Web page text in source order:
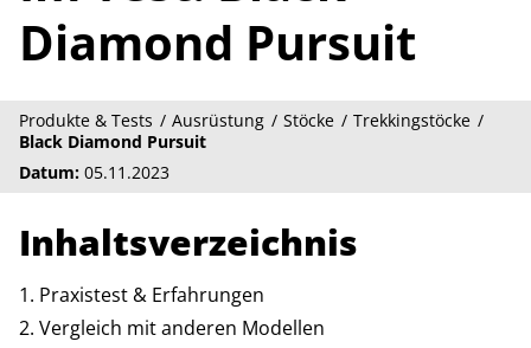
Diamond Pursuit
Produkte & Tests Ausrüstung Stöcke
Trekkingstöcke
Black Diamond Pursuit
Datum: 05.11.2023
Inhaltsverzeichnis
Praxistest & Erfahrungen
Vergleich mit anderen Modellen